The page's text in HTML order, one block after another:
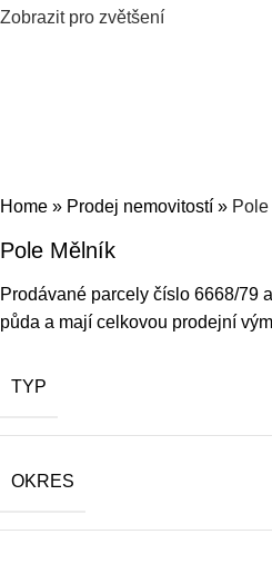
Zobrazit pro zvětšení
Home » Prodej nemovitostí »
Pole Mělník
Prodávané parcely číslo 6668/79
půda a mají celkovou prodejní
TYP
OKRES